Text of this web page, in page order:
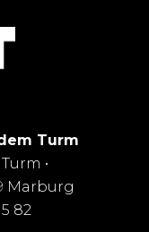
Turm
•
Marburg
82